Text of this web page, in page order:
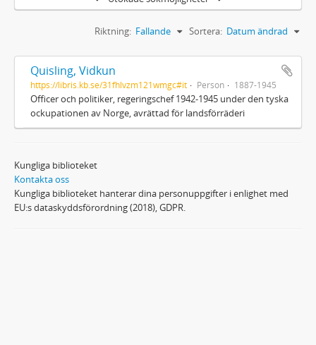
Sortera: Datum ändrad
Riktning: Fallande
Quisling, Vidkun
https://libris.kb.se/31fhlvzm121wmgc#it Person 1887-1945
Officer och politiker, regeringschef 1942-1945 under den tyska
ockupationen av Norge, avrättad för landsförräderi
Kungliga biblioteket
Kontakta oss
Kungliga biblioteket hanterar dina personuppgifter i enlighet med
EU:s dataskyddsförordning (2018), GDPR.